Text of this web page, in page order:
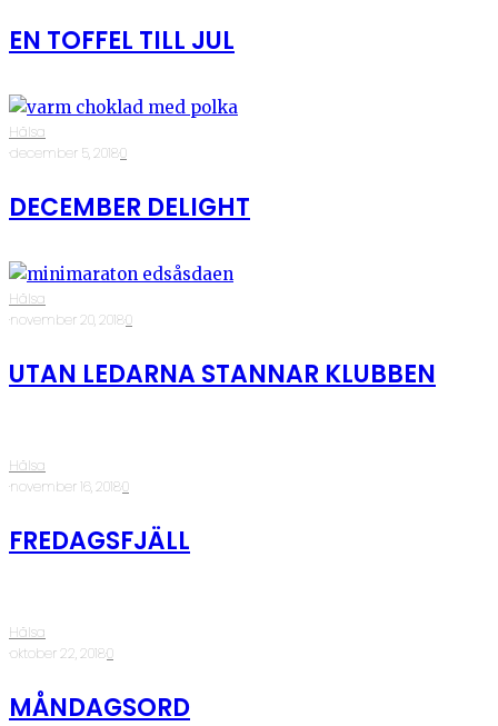
EN TOFFEL TILL JUL
Hälsa
·december 5, 2018·0
DECEMBER DELIGHT
Hälsa
·november 20, 2018·0
UTAN LEDARNA STANNAR KLUBBEN
Hälsa
·november 16, 2018·0
FREDAGSFJÄLL
Hälsa
·oktober 22, 2018·0
MÅNDAGSORD